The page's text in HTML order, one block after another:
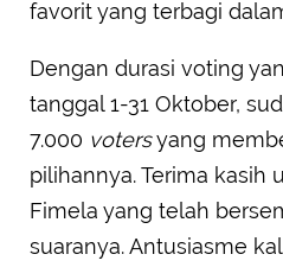
favorit yang terbagi
Dengan durasi voting
tanggal 1-31 Oktober,
7.000 votersyang
pilihannya. Terima kasih
Fimela yang telah
suaranya. Antusiasme